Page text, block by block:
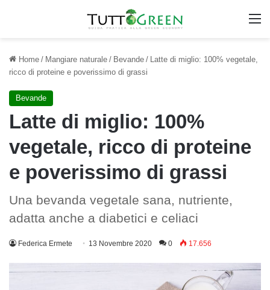
Home / Mangiare naturale / Bevande / Latte di miglio: 100% vegetale,
ricco di proteine e poverissimo di grassi
Bevande
Latte di miglio: 100%
vegetale, ricco di proteine
e poverissimo di grassi
Una bevanda vegetale sana, nutriente,
adatta anche a diabetici e celiaci
Federica Ermete 13 Novembre 2020 0 17.656